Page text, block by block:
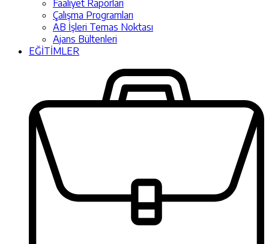
Faaliyet Raporları
Çalışma Programları
AB İşleri Temas Noktası
Ajans Bültenleri
EĞİTİMLER